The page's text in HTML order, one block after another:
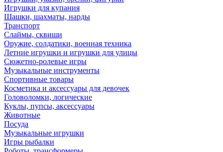
Игрушки для купания
Шашки, шахматы, нарды
Транспорт
Слаймы, сквиши
Оружие, солдатики, военная техника
Летние игрушки и игрушки для улицы
Сюжетно-ролевые игры
Музыкальные инструменты
Спортивные товары
Косметика и аксессуары для девочек
Головоломки, логические
Куклы, пупсы, аксессуары
Животные
Посуда
Музыкальные игрушки
Игры рыбалки